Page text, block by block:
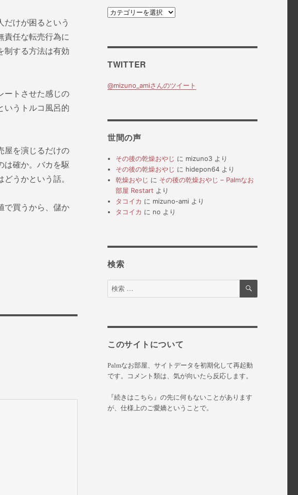
だけが困るという
責任な転売行為に
制する方法は有効
ートさせた感じの
いうトルコ風呂的
屋を演じるだけの
は確か。バカを駆
うかという話。
で買うから、儲か
カ
TWITTER
@mizuno_amiさんのツイート
世間の声
その後の乾燥おやじ に mizuno3 より
その後の乾燥おやじ に hidepon64 より
乾燥おやじ に その後の乾燥おやじ – Palmなお
部屋 Restart より
タコイカ に mizuno-ami より
タコイカ に no より
検索
検
索
検
このサイトについて
Palmなお部屋、サイトデータを初期化して再起動
です。コメント類は、気が向いたら反応します。
『続きはこちら』の先に何もないことがあります
が、仕様上のご愛嬌ということで。